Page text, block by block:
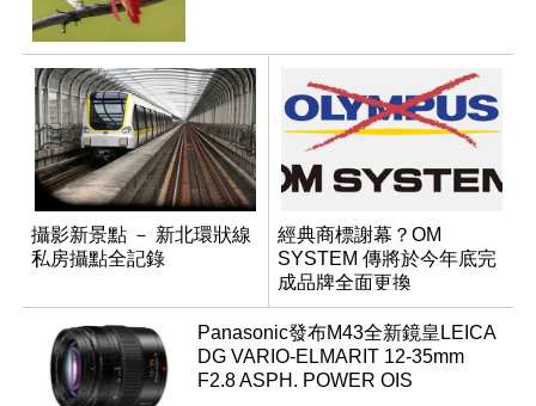
攝影新景點 － 新北環狀線
私房攝點全記錄
經典商標謝幕？OM
SYSTEM 傳將於今年底完
成品牌全面更換
Panasonic發布M43全新鏡皇LEICA
DG VARIO-ELMARIT 12-35mm
F2.8 ASPH. POWER OIS